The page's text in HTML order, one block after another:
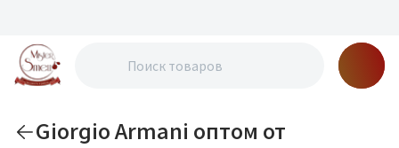
Giorgio Armani оптом от